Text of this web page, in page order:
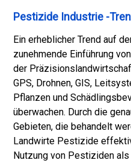
Pestizide Industrie -
Ein erheblicher Trend auf
zunehmende Einführung
der
GPS, Drohnen, GIS,
Pflanzen und
überwachen. Durch die
Gebieten, die behandelt
Landwirte Pestizide
Nutzung von Pestiziden als